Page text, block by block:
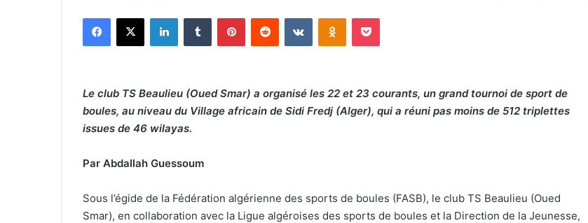
Facebook
X LinkedinTumblr PinterestReddit VKontakteOdnoklassniki
Pocket
Le club TS Beaulieu (Oued Smar) a organisé les 22 et 23 courants, un grand tournoi de sport de
boules, au niveau du Village africain de Sidi Fredj (Alger), qui a réuni pas moins de 512 triplettes
issues de 46 wilayas.
Par Abdallah Guessoum
Sous l’égide de la Fédération algérienne des sports de boules (FASB), le club TS Beaulieu (Oued
Smar), en collaboration avec la Ligue algéroises des sports de boules et la Direction de la Jeunesse,